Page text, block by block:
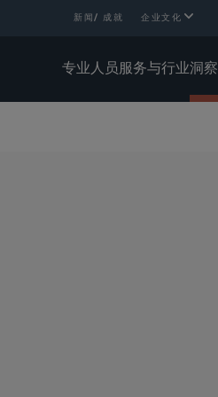
新闻/ 成就 企业文化
专业人员服务与行业洞察